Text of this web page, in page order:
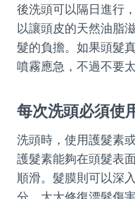
後洗頭可以隔日進行
以讓頭皮的天然油脂
髮的負擔。如果頭髮
噴霧應急，不過不要太
每次洗頭必須使
洗頭時，使用護髮素
護髮素能夠在頭髮表
順滑。髮膜則可以深